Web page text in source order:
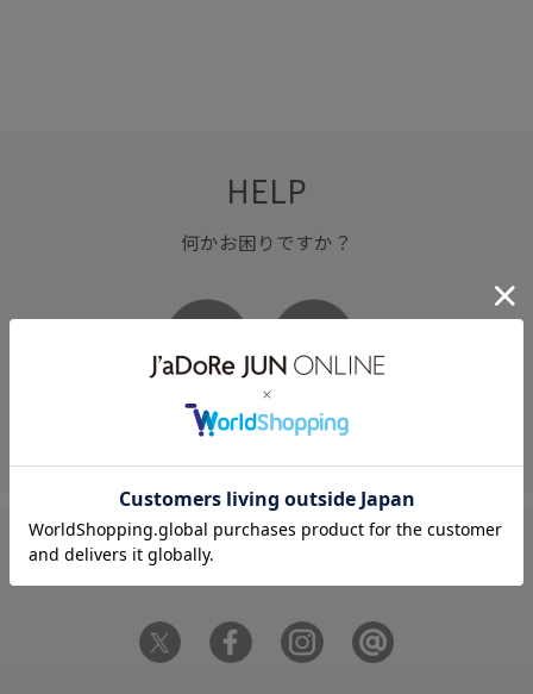
HELP
何かお困りですか？
FAQ
お問い合わせ
フォーム
FOLLOW US ON